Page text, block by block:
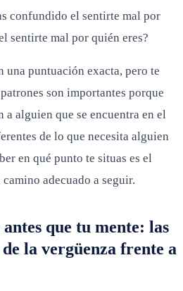
confundido el sentirte mal por
sentirte mal por quién eres?
una puntuación exacta, pero te
son importantes porque
a alguien que se encuentra en el
de lo que necesita alguien
en qué punto te situas es el
adecuado a seguir.
que tu mente: las
de la vergüenza frente a